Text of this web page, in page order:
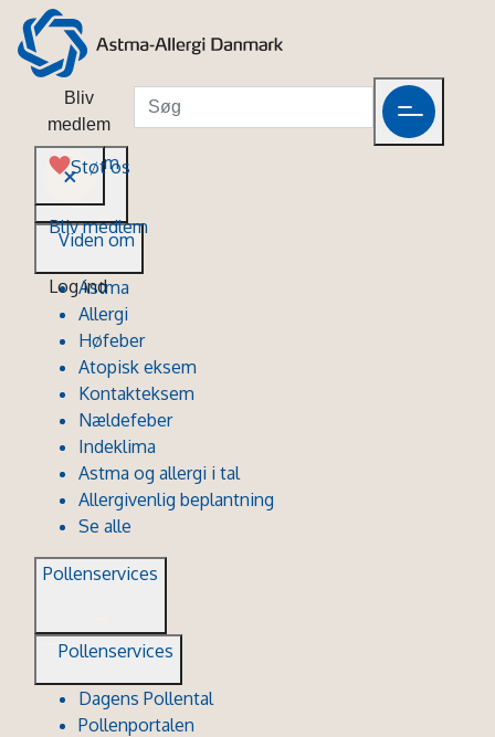
Bliv
medlem
Støt os
Bliv medlem
Log ind
Viden om
Viden om
Astma
Allergi
Høfeber
Atopisk eksem
Kontakteksem
Nældefeber
Indeklima
Astma og allergi i tal
Allergivenlig beplantning
Se alle
Pollenservices
Pollenservices
Dagens Pollental
Pollenportalen